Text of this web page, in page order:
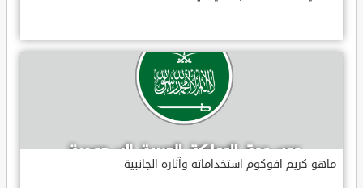
ماهو كريم افوكوم استخداماته وآثاره الجانبية